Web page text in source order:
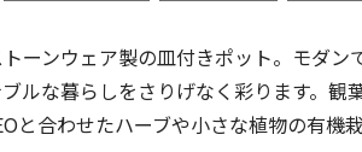
ーンウェア製の皿付きポット。モダン
ルな暮らしをさりげなく彩ります。観
と合わせたハーブや小さな植物の有機